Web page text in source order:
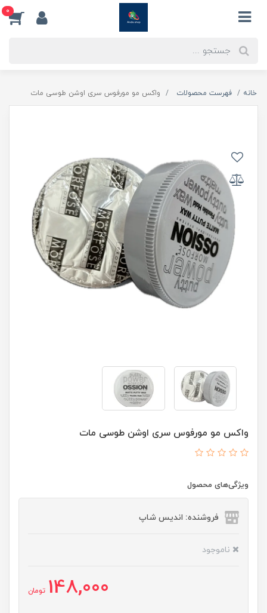
0
خانه فهرست محصولات واکس مو مورفوس سری اوشن طوسی مات
واکس مو مورفوس سری اوشن طوسی مات
ویژگی‌های محصول
فروشنده: اندیس شاپ
ناموجود
148,000 تومان